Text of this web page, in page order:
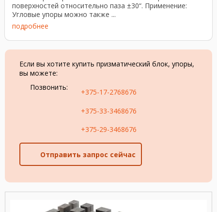
поверхностей относительно паза ±30“. Применение:
Угловые упоры можно также ...
подробнее
Если вы хотите купить призматический блок, упоры,
вы можете:
Позвонить:
+375-17-2768676
+375-33-3468676
+375-29-3468676
Отправить запрос сейчас